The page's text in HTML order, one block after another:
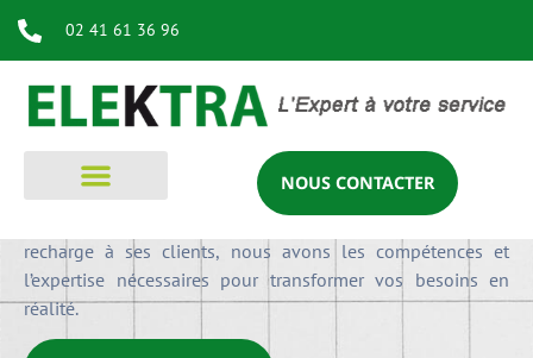
02 41 61 36 96
NOUS CONTACTER
installations conformes et adaptées à vos besoins
spécifiques.
En tant qu’installateur de borne de recharge,Elektra
aspects de l’installation de borne électrique. Que vous
soyez un particulier souhaitant installer une borne chez
vous ou une entreprise cherchant à offrir des solutions de
recharge à ses clients, nous avons les compétences et
l’expertise nécessaires pour transformer vos besoins en
réalité.